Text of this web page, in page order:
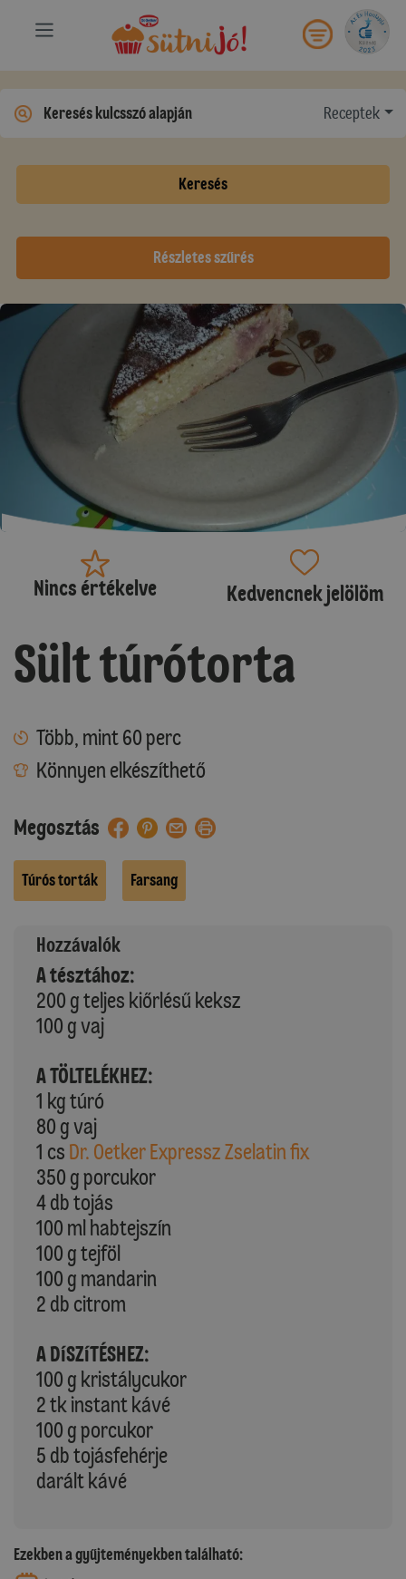
Receptek
Keresés
Részletes szűrés
Nincs értékelve Kedvencnek jelölöm
Sült túrótorta
Több, mint 60 perc
Könnyen elkészíthető
Megosztás
Túrós torták Farsang
Hozzávalók
A tésztához:
200 g teljes kiőrlésű keksz
100 g vaj
A TÖLTELÉKHEZ:
1 kg túró
80 g vaj
1 cs Dr. Oetker Expressz Zselatin fix
350 g porcukor
4 db tojás
100 ml habtejszín
100 g tejföl
100 g mandarin
2 db citrom
A DÍSZÍTÉSHEZ:
100 g kristálycukor
2 tk instant kávé
100 g porcukor
5 db tojásfehérje
darált kávé
Ezekben a gyűjteményekben található: